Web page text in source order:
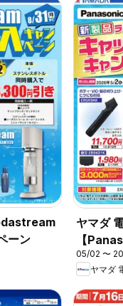
ーン
ヤマダ
【
バックキ
05/02 〜
ヤマダ